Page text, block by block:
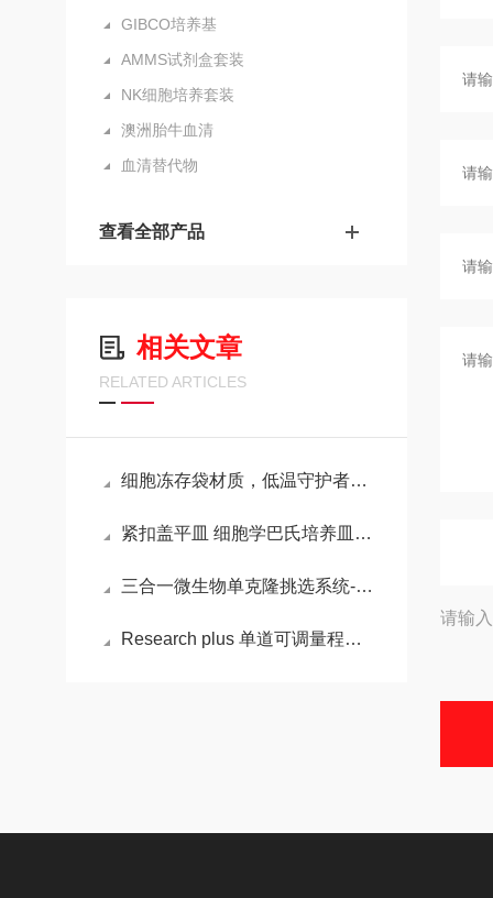
GIBCO培养基
AMMS试剂盒套装
NK细胞培养套装
澳洲胎牛血清
血清替代物
查看全部产品
相关文章
RELATED ARTICLES
细胞冻存袋材质，低温守护者的科学与艺术
紧扣盖平皿 细胞学巴氏培养皿 的性能
三合一微生物单克隆挑选系统-英诺维尔
Research plus 单道可调量程移液器的特性
请输